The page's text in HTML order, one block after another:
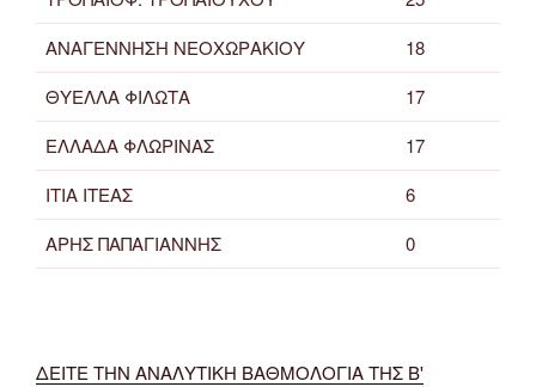
ΑΝΑΓΕΝΝΗΣΗ ΝΕΟΧΩΡΑΚΙΟΥ
18
ΘΥΕΛΛΑ ΦΙΛΩΤΑ
17
ΕΛΛΑΔΑ ΦΛΩΡΙΝΑΣ
17
ΙΤΙΑ ΙΤΕΑΣ
6
ΑΡΗΣ ΠΑΠΑΓΙΑΝΝΗΣ
0
ΔΕΙΤΕ ΤΗΝ ΑΝΑΛΥΤΙΚΗ ΒΑΘΜΟΛΟΓΙΑ ΤΗΣ Β'